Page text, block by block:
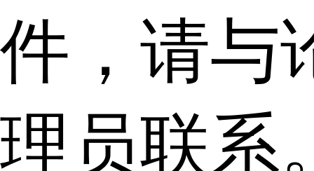
件，请与
理员联系